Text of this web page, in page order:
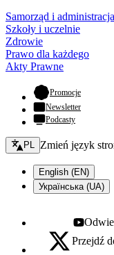
Samorząd i administracja
Szkoły i uczelnie
Zdrowie
Prawo dla każdego
Akty Prawne
Promocje- otwiera
Newsletter
Podcasty
Zmień język - bieżący:
PL Zmień język
English (EN)
Українська (UA)
Youtube -
X - otwiera się w
Przejdź